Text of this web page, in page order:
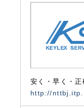
安く・早く・正
http://